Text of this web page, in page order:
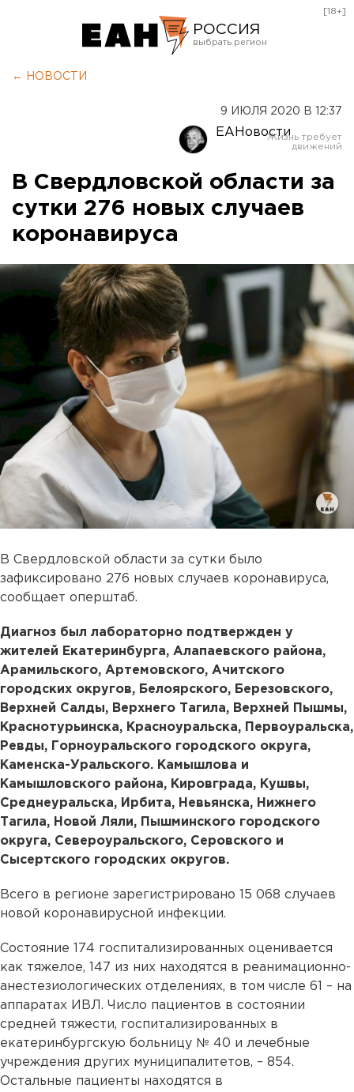
РОССИЯ
Оренбург
[18+]
← НОВОСТИ
9 ИЮЛЯ 2020 В 12:37
ЕАНовости
В Свердловской области за
сутки 276 новых случаев
коронавируса
В Свердловской области за сутки было
зафиксировано 276 новых случаев коронавируса,
сообщает оперштаб.
Диагноз был лабораторно подтвержден у
жителей Екатеринбурга, Алапаевского района,
Арамильского, Артемовского, Ачитского
городских округов, Белоярского, Березовского,
Верхней Салды, Верхнего Тагила, Верхней Пышмы,
Краснотурьинска, Красноуральска, Первоуральска,
Ревды, Горноуральского городского округа,
Каменска-Уральского. Камышлова и
Камышловского района, Кировграда, Кушвы,
Среднеуральска, Ирбита, Невьянска, Нижнего
Тагила, Новой Ляли, Пышминского городского
округа, Североуральского, Серовского и
Сысертского городских округов.
Всего в регионе зарегистрировано 15 068 случаев
новой коронавирусной инфекции.
Состояние 174 госпитализированных оценивается
как тяжелое, 147 из них находятся в реанимационно-
анестезиологических отделениях, в том числе 61 – на
аппаратах ИВЛ. Число пациентов в состоянии
средней тяжести, госпитализированных в
екатеринбургскую больницу № 40 и лечебные
учреждения других муниципалитетов, – 854.
Остальные пациенты находятся в